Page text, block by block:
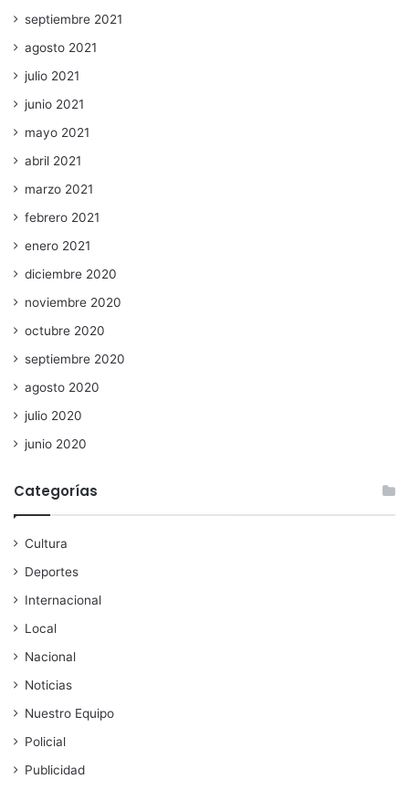
septiembre 2021
agosto 2021
julio 2021
junio 2021
mayo 2021
abril 2021
marzo 2021
febrero 2021
enero 2021
diciembre 2020
noviembre 2020
octubre 2020
septiembre 2020
agosto 2020
julio 2020
junio 2020
Categorías
Cultura
Deportes
Internacional
Local
Nacional
Noticias
Nuestro Equipo
Policial
Publicidad